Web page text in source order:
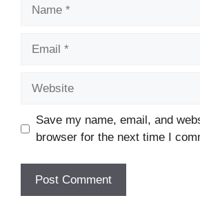
Save my name, email, and
browser for the next time I